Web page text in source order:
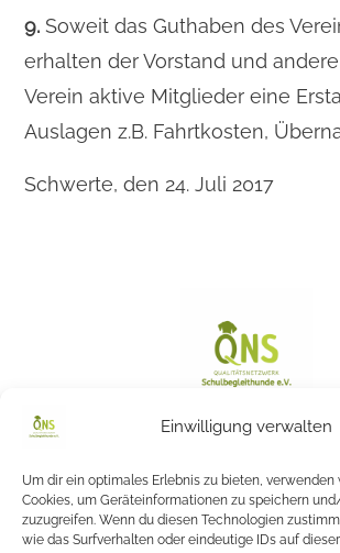
Einwilligung verwalten
Um dir ein optimales Erlebnis zu bieten,
Cookies, um Geräteinformationen zu speichern
zuzugreifen. Wenn du diesen Technologien
wie das Surfverhalten oder eindeutige IDs auf
9. Soweit das Guthaben des
erhalten der Vorstand und
Verein aktive Mitglieder eine
Auslagen z.B. Fahrtkosten,
Schwerte, den 24. Juli 2017
info@schulbegleithunde.de